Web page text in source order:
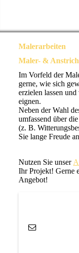
Malerarbeiten
Maler- &
Im Vorfeld der
gerne, wie sich
erzielen lassen
eignen.
Neben der Wahl
umfassend über
(z. B.
Sie lange Freude
Nutzen Sie unser
Ihr Projekt! Gerne
Angebot!